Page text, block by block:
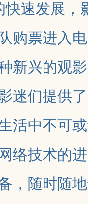
快速发展，
购票进入
新兴的观
迷们提供
活中不可
络技术的
，随时随
生参考指南